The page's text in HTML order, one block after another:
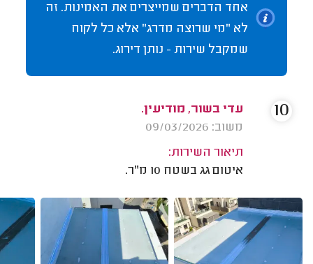
אחד הדברים שמייצרים את האמינות. זה
לא "מי שרוצה מדרג" אלא כל לקוח
שמקבל שירות - נותן דירוג.
עדי בשור, מודיעין.
משוב: 09/03/2026
תיאור השירות:
איטום גג בשטח 10 מ"ר.
10